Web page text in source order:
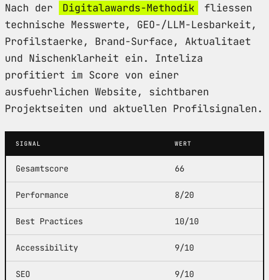
Nach der
Digitalawards-Methodik
fliessen
technische Messwerte, GEO-/LLM-Lesbarkeit,
Profilstaerke, Brand-Surface, Aktualitaet
und Nischenklarheit ein. Inteliza
profitiert im Score von einer
ausfuehrlichen Website, sichtbaren
Projektseiten und aktuellen Profilsignalen.
SIGNAL WERT
Gesamtscore 66
Performance 8/20
Best Practices 10/10
Accessibility 9/10
SEO 9/10